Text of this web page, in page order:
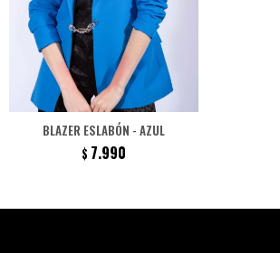
BLAZER ESLABÓN - AZUL
$ 7.990